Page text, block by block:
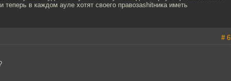
в каждом ауле хотят своего правозаshitника иметь
# 6